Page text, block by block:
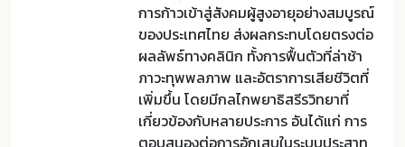
การก้าวเข้าสู่สังคมผู้สูงอายุอย่างสมบูรณ์
ของประเทศไทย ส่งผลกระทบโดยตรงต่อ
ผลลัพธ์ทางคลินิก ทั้งการฟื้นตัวที่ล่าช้า
ภาวะทุพพลภาพ และอัตราการเสียชีวิตที่
เพิ่มขึ้น โดยมีกลไกพยาธิสรีรวิทยาที่
เกี่ยวข้องกับหลายประการ อันได้แก่ การ
ตอบสนองต่อการอักเสบในระบบประสาท